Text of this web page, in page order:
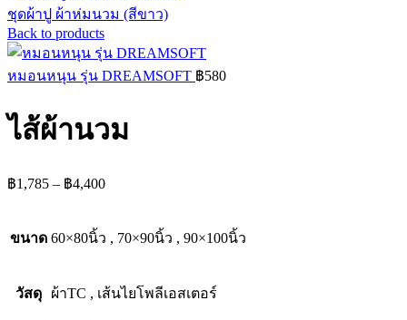
ชุดผ้าปู ผ้าห่มนวม (สีขาว)
Back to products
หมอนหนุน รุ่น DREAMSOFT ฿580
ไส้ผ้านวม
฿1,785 – ฿4,400Price
through
ขนาด 60×80นิ้ว , 70×90นิ้ว , 90×100นิ้ว
วัสดุ ผ้าTC , เส้นไยโพลีเอสเตอร์